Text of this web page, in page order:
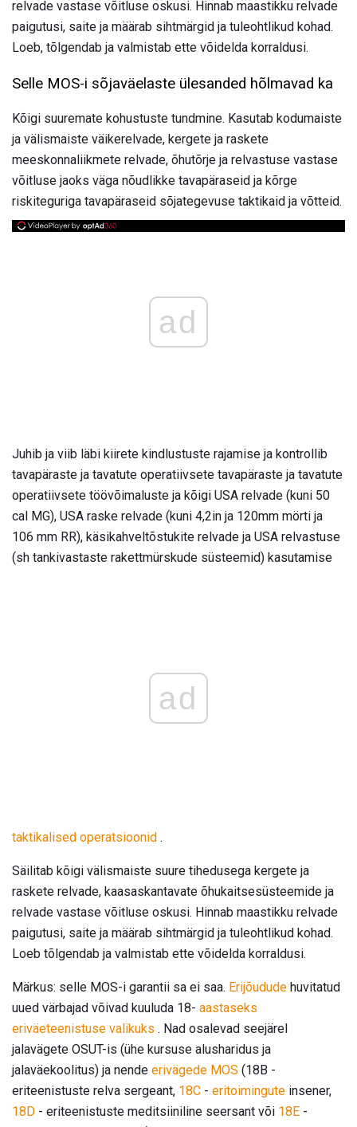
relvade vastase võitluse oskusi. Hinnab maastikku relvade
paigutusi, saite ja määrab sihtmärgid ja tuleohtlikud kohad.
Loeb, tõlgendab ja valmistab ette võidelda korraldusi.
Selle MOS-i sõjaväelaste ülesanded hõlmavad ka
Kõigi suuremate kohustuste tundmine. Kasutab kodumaiste
ja välismaiste väikerelvade, kergete ja raskete
meeskonnaliikmete relvade, õhutõrje ja relvastuse vastase
võitluse jaoks väga nõudlikke tavapäraseid ja kõrge
riskiteguriga tavapäraseid sõjategevuse taktikaid ja võtteid.
ad
Juhib ja viib läbi kiirete kindlustuste rajamise ja kontrollib
tavapäraste ja tavatute operatiivsete tavapäraste ja tavatute
operatiivsete töövõimaluste ja kõigi USA relvade (kuni 50
cal MG), USA raske relvade (kuni 4,2in ja 120mm mörti ja
106 mm RR), käsikahveltõstukite relvade ja USA relvastuse
(sh tankivastaste rakettmürskude süsteemid) kasutamise
ad
taktikalised operatsioonid .
Säilitab kõigi välismaiste suure tihedusega kergete ja
raskete relvade, kaasaskantavate õhukaitsesüsteemide ja
relvade vastase võitluse oskusi. Hinnab maastikku relvade
paigutusi, saite ja määrab sihtmärgid ja tuleohtlikud kohad.
Loeb tõlgendab ja valmistab ette võidelda korraldusi.
Märkus: selle MOS-i garantii sa ei saa. Erijõudude huvitatud
uued värbajad võivad kuuluda 18- aastaseks
eriväeteenistuse valikuks . Nad osalevad seejärel
jalavägete OSUT-is (ühe kursuse alusharidus ja
jalaväekoolitus) ja nende erivägede MOS (18B -
eriteenistuste relva sergeant, 18C - eritoimingute insener,
18D - eriteenistuste meditsiiniline seersant või 18E -